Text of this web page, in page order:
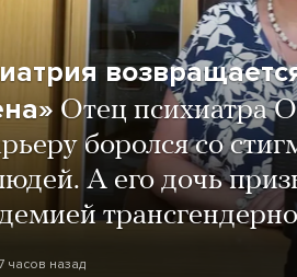
Отец психиатра
боролся со
А его дочь
часов назад